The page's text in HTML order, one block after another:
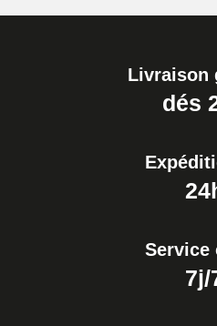
Livraison
dés
Service
7j/